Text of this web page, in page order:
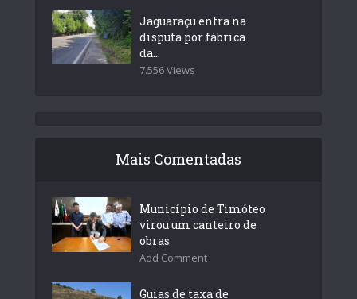
Jaguaraçu entra na
disputa por fábrica
da...
7.556 Views
Mais Comentadas
Município de Timóteo
virou um canteiro de
obras
Add Comment
Guias de taxa de